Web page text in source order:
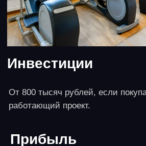
8. Внутренний туризм /
микротуры выходного дня